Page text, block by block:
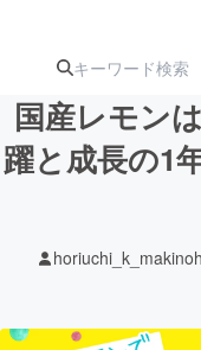
注
国産レモン
躍と成長の1